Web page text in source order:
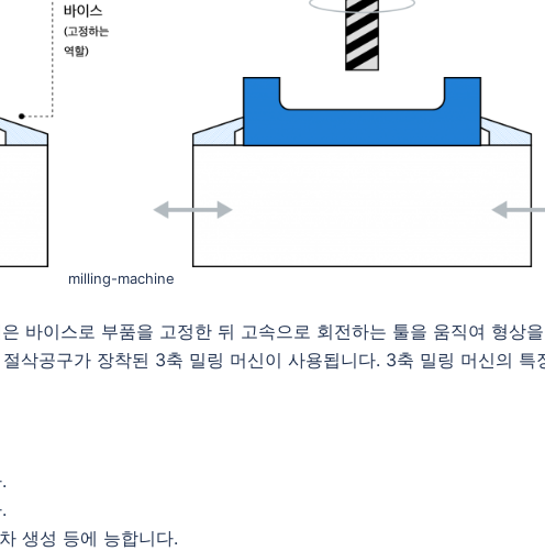
milling-machine
바이스로 부품을 고정한 뒤 고속으로 회전하는 툴을 움직여 형상
삭공구가 장착된 3축 밀링 머신이 사용됩니다. 3축 밀링 머신의 특
생성 등에 능합니다.